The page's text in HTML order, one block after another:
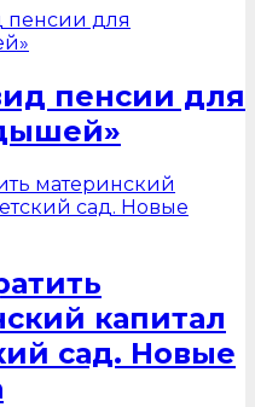
пенсии для
капитал
сад. Новые